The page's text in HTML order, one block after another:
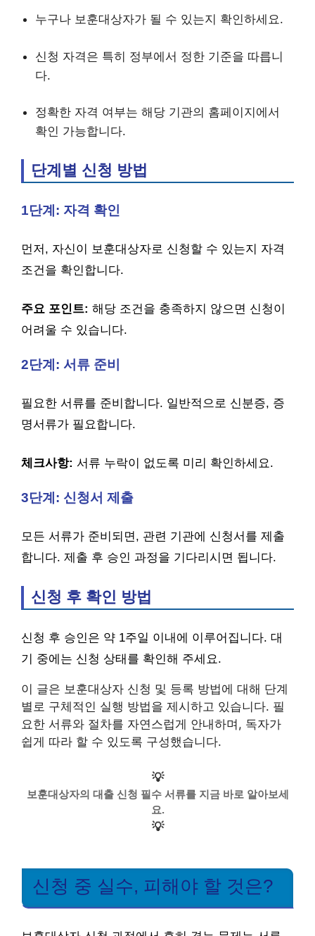
누구나 보훈대상자가 될 수 있는지 확인하세요.
신청 자격은 특히 정부에서 정한 기준을 따릅니
다.
정확한 자격 여부는 해당 기관의 홈페이지에서
확인 가능합니다.
단계별 신청 방법
1단계: 자격 확인
먼저, 자신이 보훈대상자로 신청할 수 있는지 자격
조건을 확인합니다.
주요 포인트: 해당 조건을 충족하지 않으면 신청이
어려울 수 있습니다.
2단계: 서류 준비
필요한 서류를 준비합니다. 일반적으로 신분증, 증
명서류가 필요합니다.
체크사항: 서류 누락이 없도록 미리 확인하세요.
3단계: 신청서 제출
모든 서류가 준비되면, 관련 기관에 신청서를 제출
합니다. 제출 후 승인 과정을 기다리시면 됩니다.
신청 후 확인 방법
신청 후 승인은 약 1주일 이내에 이루어집니다. 대
기 중에는 신청 상태를 확인해 주세요.
이 글은 보훈대상자 신청 및 등록 방법에 대해 단계
별로 구체적인 실행 방법을 제시하고 있습니다. 필
요한 서류와 절차를 자연스럽게 안내하며, 독자가
쉽게 따라 할 수 있도록 구성했습니다.
💡
보훈대상자의 대출 신청 필수 서류를 지금 바로 알아보세
요.
💡
신청 중 실수, 피해야 할 것은?